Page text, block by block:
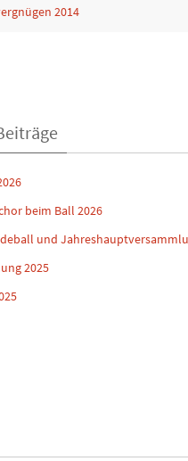
2014
beim Ball 2026
und
2025